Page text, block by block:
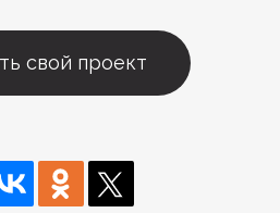
свой проект